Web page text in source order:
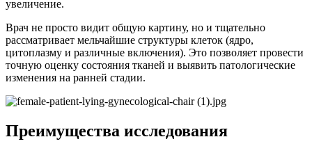
увеличение.
Врач не просто видит общую картину, но и тщательно
рассматривает мельчайшие структуры клеток (ядро,
цитоплазму и различные включения). Это позволяет провести
точную оценку состояния тканей и выявить патологические
изменения на ранней стадии.
Преимущества исследования